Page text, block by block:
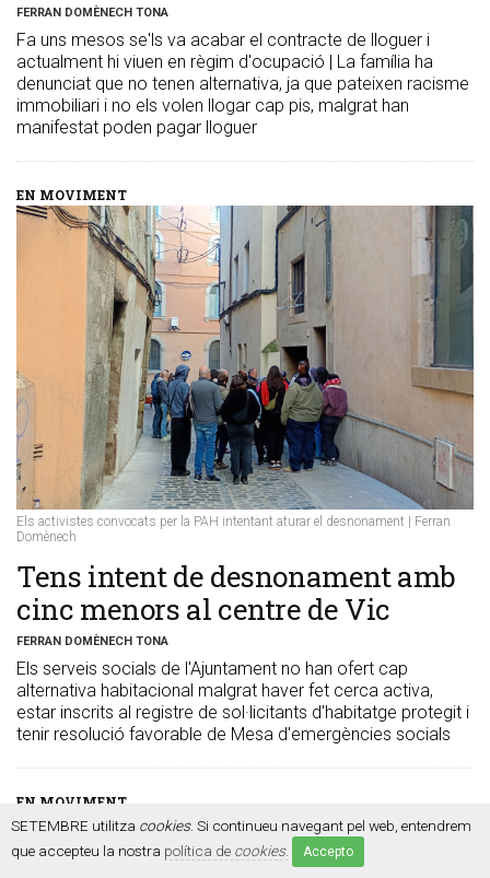
SETEMBRE utilitza cookies. Si continueu navegant pel web, entendrem
que accepteu la nostra política de cookies. Accepto
FERRAN DOMÈNECH TONA
Fa uns mesos se'ls va acabar el contracte de lloguer i
actualment hi viuen en règim d'ocupació | La família ha
denunciat que no tenen alternativa, ja que pateixen racisme
immobiliari i no els volen llogar cap pis, malgrat han
manifestat poden pagar lloguer
EN MOVIMENT
Els activistes convocats per la PAH intentant aturar el desnonament | Ferran
Domènech
Tens intent de desnonament amb
cinc menors al centre de Vic
FERRAN DOMÈNECH TONA
Els serveis socials de l'Ajuntament no han ofert cap
alternativa habitacional malgrat haver fet cerca activa,
estar inscrits al registre de sol·licitants d'habitatge protegit i
tenir resolució favorable de Mesa d'emergències socials
EN MOVIMENT